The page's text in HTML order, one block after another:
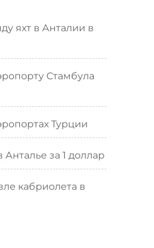
яхт в Анталии в
Стамбула
Турции
Анталье за 1 доллар
кабриолета в